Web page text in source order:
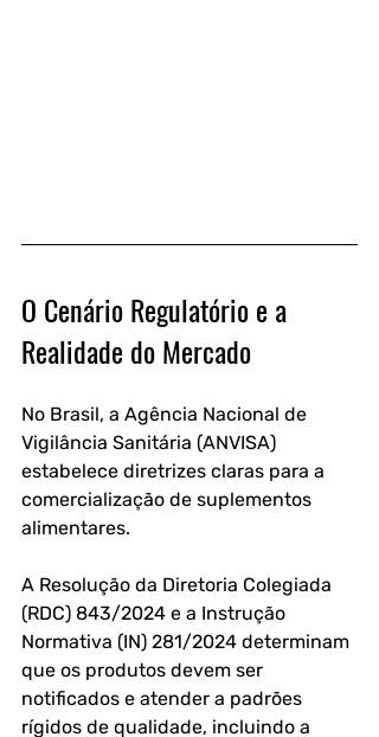
O Cenário Regulatório e a
Realidade do Mercado
No Brasil, a Agência Nacional de
Vigilância Sanitária (ANVISA)
estabelece diretrizes claras para a
comercialização de suplementos
alimentares.
A Resolução da Diretoria Colegiada
(RDC) 843/2024 e a Instrução
Normativa (IN) 281/2024 determinam
que os produtos devem ser
notificados e atender a padrões
rígidos de qualidade, incluindo a